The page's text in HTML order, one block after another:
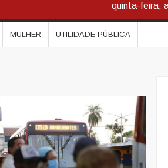
quinta-feira,
MULHER UTILIDADE PÚBLICA